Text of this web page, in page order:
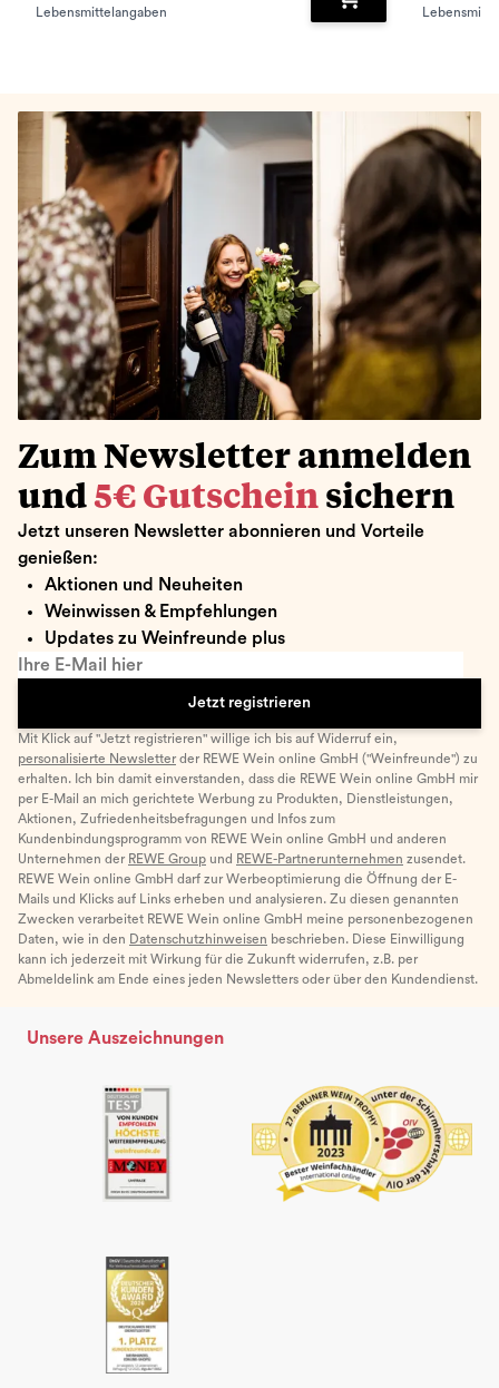
Lebensmittelangaben Zum Warenkorb
Zum Newsletter anmelden
und 5€ Gutschein sichern
Jetzt unseren Newsletter abonnieren und Vorteile
genießen:
Aktionen und Neuheiten
Weinwissen & Empfehlungen
Updates zu Weinfreunde plus
Ihre E-Mail hier
Jetzt registrieren
Mit Klick auf "Jetzt registrieren" willige ich bis auf Widerruf ein,
personalisierte Newsletter der REWE Wein online GmbH ("Weinfreunde") zu
erhalten. Ich bin damit einverstanden, dass die REWE Wein online GmbH mir
per E-Mail an mich gerichtete Werbung zu Produkten, Dienstleistungen,
Aktionen, Zufriedenheitsbefragungen und Infos zum
Kundenbindungsprogramm von REWE Wein online GmbH und anderen
Unternehmen der REWE Group und REWE-Partnerunternehmen zusendet.
REWE Wein online GmbH darf zur Werbeoptimierung die Öffnung der E-
Mails und Klicks auf Links erheben und analysieren. Zu diesen genannten
Zwecken verarbeitet REWE Wein online GmbH meine personenbezogenen
Daten, wie in den Datenschutzhinweisen beschrieben. Diese Einwilligung
kann ich jederzeit mit Wirkung für die Zukunft widerrufen, z.B. per
Abmeldelink am Ende eines jeden Newsletters oder über den Kundendienst.
Unsere Auszeichnungen